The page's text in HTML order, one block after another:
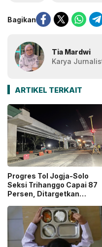
Bagikan
Tia Mardwi
Karya
ARTIKEL TERKAIT
Progres Tol Jogja-Solo
Seksi Trihanggo Capai 87
Persen, Ditargetkan
Bawen Agustus 2026